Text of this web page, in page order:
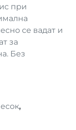
при
се вадат и
за
Без
,